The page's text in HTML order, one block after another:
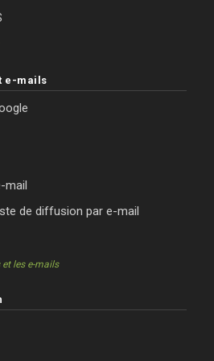
e-mails
mail
de diffusion par e-mail
les e-mails